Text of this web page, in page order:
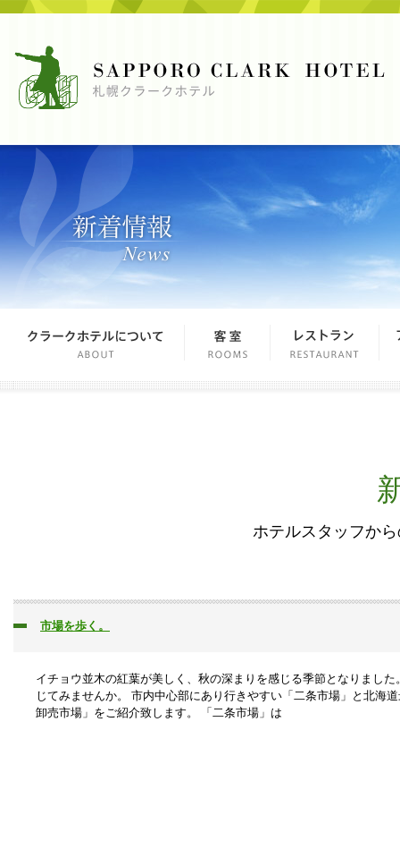
ホテルスタッフか
市場を歩く。
イチョウ並木の紅葉が美しく、秋の深まりを感じる季節となりまし
じてみませんか。 市内中心部にあり行きやすい「二条市場」と北海
卸売市場」をご紹介致します。 「二条市場」は